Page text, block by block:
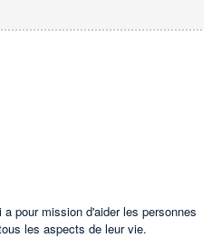
pour mission d'aider les personnes
les aspects de leur vie.